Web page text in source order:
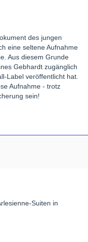
des jungen
eine seltene Aufnahme
Aus diesem Grunde
Gebhardt zugänglich
Label veröffentlicht hat.
Aufnahme - trotz
sein!
Suiten in